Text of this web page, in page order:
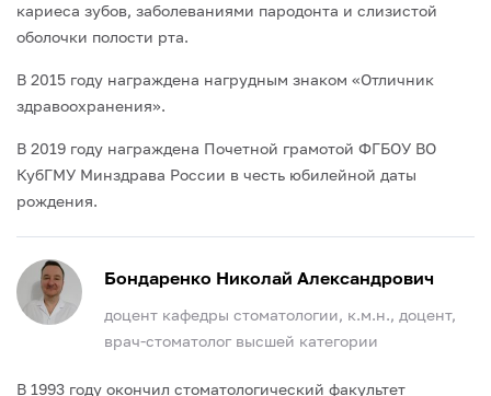
кариеса зубов, заболеваниями пародонта и слизистой
оболочки полости рта.
В 2015 году награждена нагрудным знаком «Отличник
здравоохранения».
В 2019 году награждена Почетной грамотой ФГБОУ ВО
КубГМУ Минздрава России в честь юбилейной даты
рождения.
Бондаренко Николай Александрович
доцент кафедры стоматологии, к.м.н., доцент,
врач-стоматолог высшей категории
В 1993 году окончил стоматологический факультет